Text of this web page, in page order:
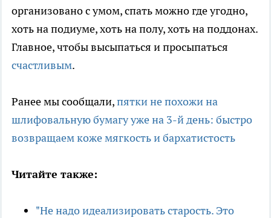
организовано с умом, спать можно где угодно,
хоть на подиуме, хоть на полу, хоть на поддонах.
Главное, чтобы высыпаться и просыпаться
счастливым.
Ранее мы сообщали,пятки не похожи на
шлифовальную бумагу уже на 3-й день: быстро
возвращаем коже мягкость и бархатистость
Читайте также:
"Не надо идеализировать старость. Это